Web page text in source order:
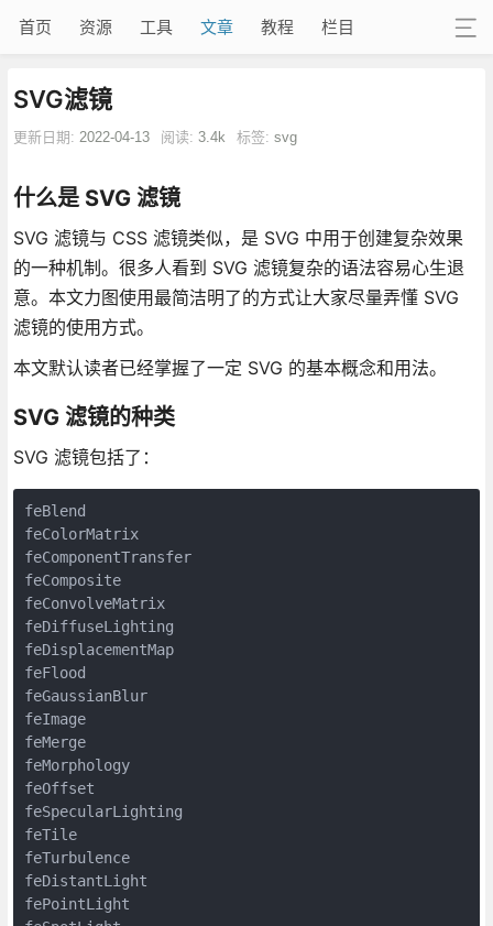
首页 资源 工具 文章 教程 栏目
SVG滤镜
更新日期: 2022-04-13 阅读: 3.4k 标签: svg
什么是 SVG 滤镜
SVG 滤镜与 CSS 滤镜类似，是 SVG 中用于创建复杂效果
的一种机制。很多人看到 SVG 滤镜复杂的语法容易心生退
意。本文力图使用最简洁明了的方式让大家尽量弄懂 SVG
滤镜的使用方式。
本文默认读者已经掌握了一定 SVG 的基本概念和用法。
SVG 滤镜的种类
SVG 滤镜包括了：
feBlend
feColorMatrix
feComponentTransfer
feComposite
feConvolveMatrix
feDiffuseLighting
feDisplacementMap
feFlood
feGaussianBlur
feImage
feMerge
feMorphology
feOffset
feSpecularLighting
feTile
feTurbulence
feDistantLight
fePointLight